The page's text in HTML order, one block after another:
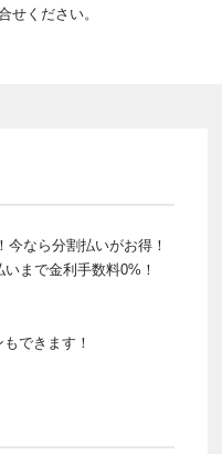
せください。
なら分割払いがお得！
まで金利手数料0%！
できます！